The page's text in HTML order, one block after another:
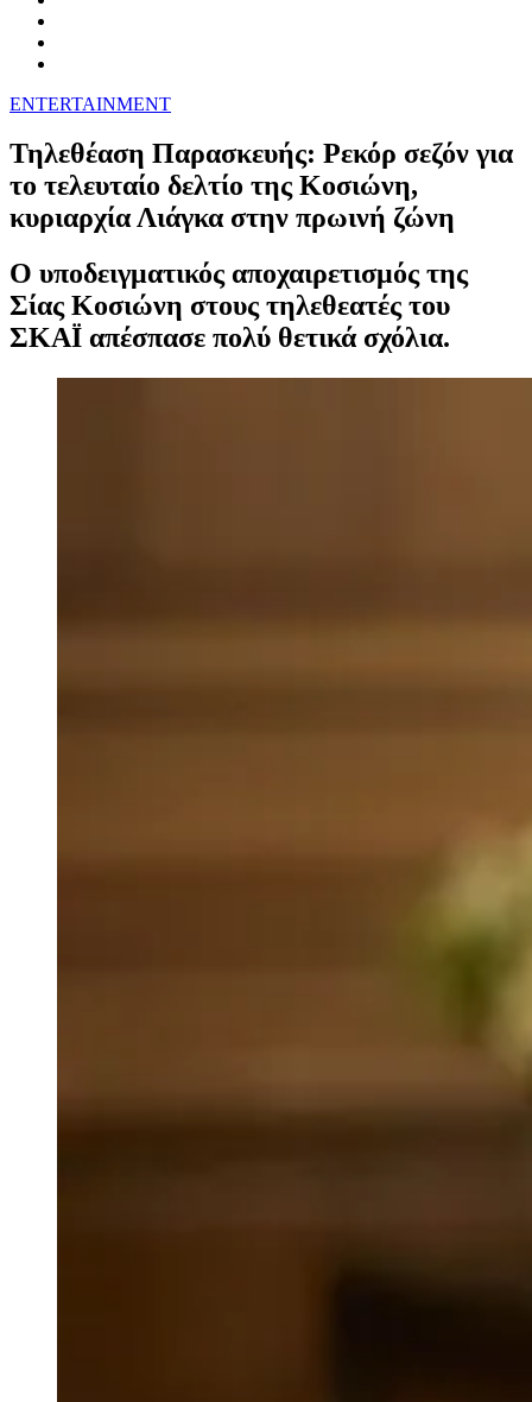
ENTERTAINMENT
Τηλεθέαση Παρασκευής: Ρεκόρ σεζόν για
το τελευταίο δελτίο της Κοσιώνη,
κυριαρχία Λιάγκα στην πρωινή ζώνη
Ο υποδειγματικός αποχαιρετισμός της
Σίας Κοσιώνη στους τηλεθεατές του
ΣΚΑΪ απέσπασε πολύ θετικά σχόλια.